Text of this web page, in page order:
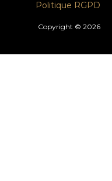
Politique RGPD
Copyright © 2026